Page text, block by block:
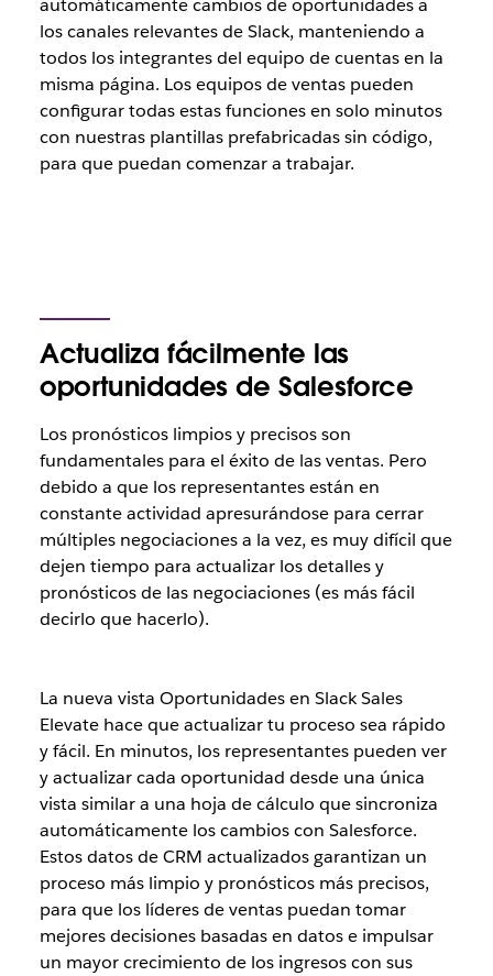
automáticamente cambios de oportunidades a
los canales relevantes de Slack, manteniendo a
todos los integrantes del equipo de cuentas en la
misma página. Los equipos de ventas pueden
configurar todas estas funciones en solo minutos
con nuestras plantillas prefabricadas sin código,
para que puedan comenzar a trabajar.
Actualiza fácilmente las
oportunidades de Salesforce
Los pronósticos limpios y precisos son
fundamentales para el éxito de las ventas. Pero
debido a que los representantes están en
constante actividad apresurándose para cerrar
múltiples negociaciones a la vez, es muy difícil que
dejen tiempo para actualizar los detalles y
pronósticos de las negociaciones (es más fácil
decirlo que hacerlo).
La nueva vista Oportunidades en Slack Sales
Elevate hace que actualizar tu proceso sea rápido
y fácil. En minutos, los representantes pueden ver
y actualizar cada oportunidad desde una única
vista similar a una hoja de cálculo que sincroniza
automáticamente los cambios con Salesforce.
Estos datos de CRM actualizados garantizan un
proceso más limpio y pronósticos más precisos,
para que los líderes de ventas puedan tomar
mejores decisiones basadas en datos e impulsar
un mayor crecimiento de los ingresos con sus